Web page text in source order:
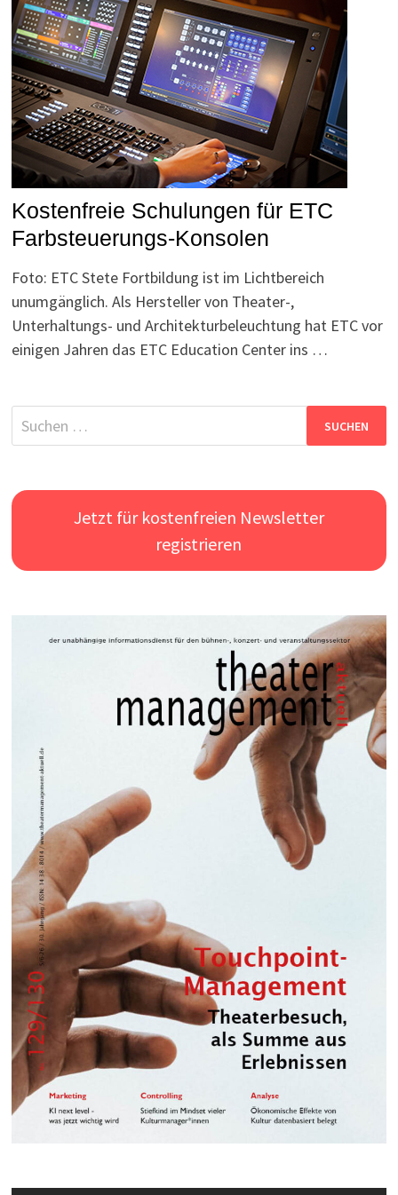
Kostenfreie Schulungen für ETC
Farbsteuerungs-Konsolen
Foto: ETC Stete Fortbildung ist im Lichtbereich
unumgänglich. Als Hersteller von Theater-,
Unterhaltungs- und Architekturbeleuchtung hat ETC vor
einigen Jahren das ETC Education Center ins …
Suchen
nach:
Jetzt für kostenfreien Newsletter
registrieren